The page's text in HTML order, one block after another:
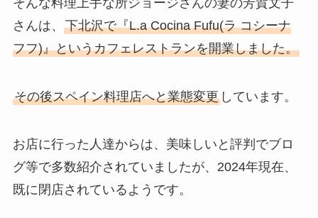
さんは、 下北沢で『L.a Cocina Fufu(ラ コシーナ
フフ)』というカフェレストランを開業しました。
その後スペイン料理店へと業態変更しています。
お店に行った人達からは、美味しいと評判でブロ
グ等で多数紹介されていましたが、2024年現在、
既に閉店されているようです。